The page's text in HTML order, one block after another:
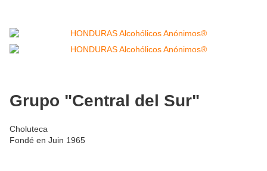
Grupo "Central del Sur"
Choluteca
Fondé en Juin 1965